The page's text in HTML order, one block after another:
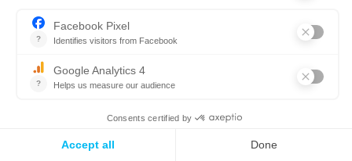
À toi de jouer !
Tu as désormais toutes les clefs pour découvrir la glace,